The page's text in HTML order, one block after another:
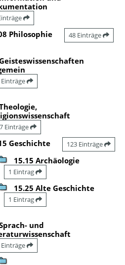
Philosophie 48 Einträge
Einträge
Einträge
Geschichte 123 Einträge
15.15 Archäologie
1 Eintrag
15.25 Alte Geschichte
1 Eintrag
und